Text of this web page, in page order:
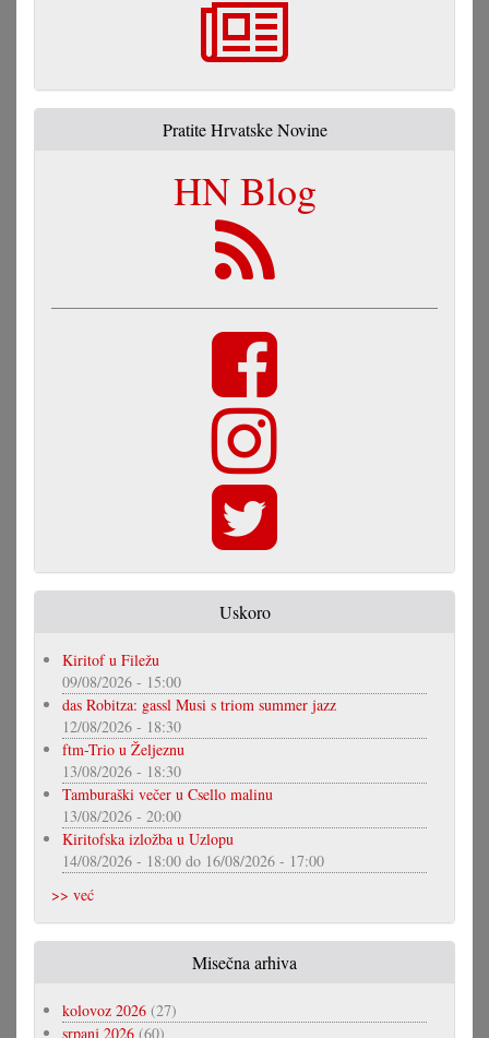
Pratite Hrvatske Novine
HN Blog
Uskoro
Kiritof u Filežu
09/08/2026 - 15:00
das Robitza: gassl Musi s triom summer jazz
12/08/2026 - 18:30
ftm-Trio u Željeznu
13/08/2026 - 18:30
Tamburaški večer u Csello malinu
13/08/2026 - 20:00
Kiritofska izložba u Uzlopu
14/08/2026 - 18:00 do 16/08/2026 - 17:00
>> već
Misečna arhiva
kolovoz 2026 (27)
srpanj 2026 (60)